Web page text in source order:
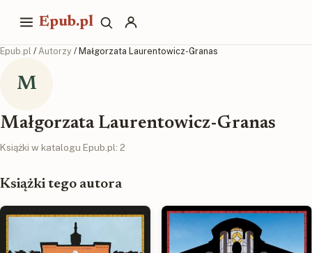
Epub.pl
Epub.pl / Autorzy / Małgorzata Laurentowicz-Granas
M
Małgorzata Laurentowicz-Granas
Książki w katalogu Epub.pl: 2
Książki tego autora